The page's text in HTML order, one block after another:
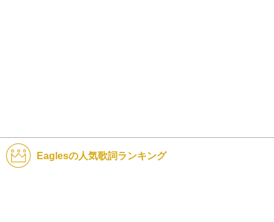
Eaglesの人気歌詞ランキング